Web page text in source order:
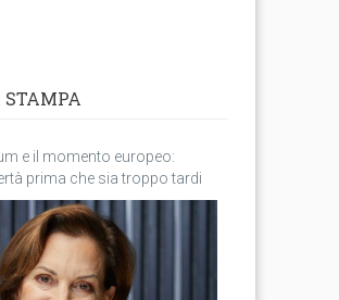
STAMPA
e il momento europeo:
prima che sia troppo tardi